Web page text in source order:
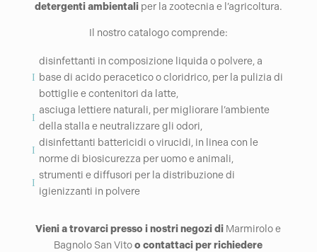
detergentiambientaliper la zootecnia e l’agricoltura.
Il nostro catalogo comprende:
I
disinfettanti in composizione liquida o polvere, a
base di acido peracetico o cloridrico, per la pulizia di
bottiglie e contenitori da latte,
I
asciuga lettiere naturali, per migliorare l’ambiente
della stalla e neutralizzare gli odori,
I
disinfettanti battericidi o virucidi, in linea con le
norme di biosicurezza per uomo e animali,
I
strumenti e diffusori per la distribuzione di
igienizzanti in polvere
Vieni a trovarci presso i nostri negozi di Marmirolo e
Bagnolo San Vitoo contattaci per richiedere